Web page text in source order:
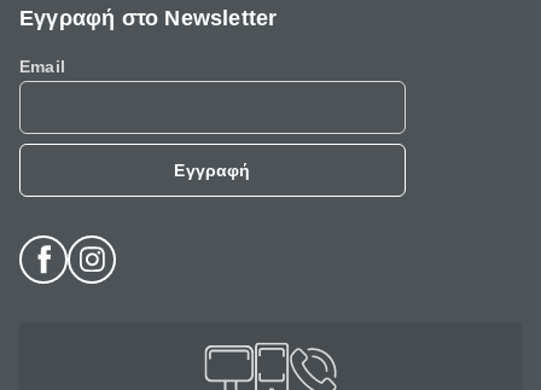
Εγγραφή στο Newsletter
Email
Εγγραφή